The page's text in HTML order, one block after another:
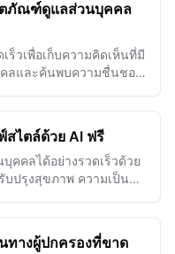
ตภัณฑ์ดูแลส่วนบุคคล
ร็วเพื่อเก็บความคิดเห็นที่มี
ลและค้นพบความชื่นชอบ
สไตล์ด้วย AI ฟรี
คคลได้อย่างรวดเร็วด้วย
ปรุงสุขภาพ ความเป็นอยู่
ทางผู้ปกครองที่ขาด